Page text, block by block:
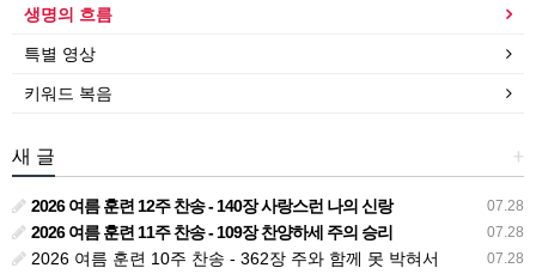
생명의 흐름
특별 영상
키워드 복음
+
새 글
07.28
2026 여름 훈련 12주 찬송 - 140장 사랑스런 나의 신랑
07.28
2026 여름 훈련 11주 찬송 - 109장 찬양하세 주의 승리
07.28
2026 여름 훈련 10주 찬송 - 362장 주와 함께 못 박혀서